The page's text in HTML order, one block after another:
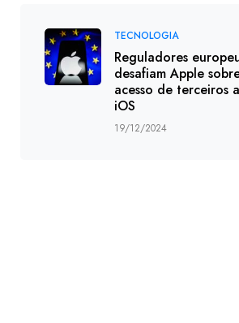
TECNOLOGIA
Reguladores
desafiam Apple
acesso de terceiros
iOS
19/12/2024